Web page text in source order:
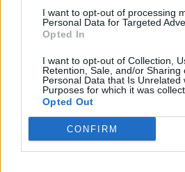
I want to opt-out of processing
Personal Data for Targeted
Opted In
I want to opt-out of Collection,
Retention, Sale, and/or Sharing
Personal Data that Is Unrelated
Purposes for which it was
Opted Out
CONFIRM
Derudover er det heller ikke en
programmerneShockwaveog
17 November 2013
Pindgris
Team Leader
Hjemmenetværk! Deler du